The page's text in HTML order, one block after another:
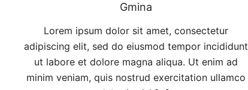
Gmina
Lorem ipsum dolor sit amet, consectetur
adipiscing elit, sed do eiusmod tempor incididunt
ut labore et dolore magna aliqua. Ut enim ad
minim veniam, quis nostrud exercitation ullamco